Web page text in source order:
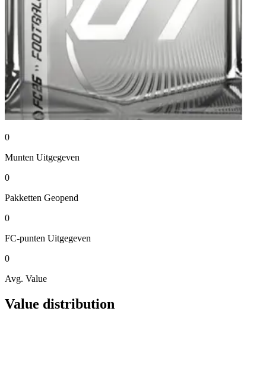
0
Munten Uitgegeven
0
Pakketten Geopend
0
FC-punten Uitgegeven
0
Avg. Value
Value distribution